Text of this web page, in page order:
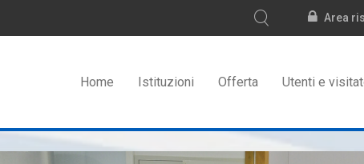
Area
Home Istituzioni Offerta Utenti e